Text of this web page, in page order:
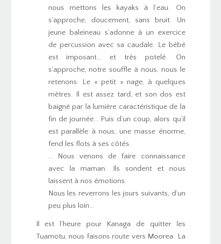
nous mettons les kayaks à l’eau. On
s’approche, doucement, sans bruit. Un
jeune baleineau s’adonne à un exercice
de percussion avec sa caudale. Le bébé
est imposant… et très potelé. On
s’approche, notre souffle à nous, nous le
retenons. Le « petit » nage, à quelques
mètres. Il est assez tard, et son dos est
baigné par la lumière caractéristique de la
fin de journée… Puis d’un coup, alors qu’il
est parallèle à nous, une masse énorme,
fend les flots à ses côtés.
… Nous venons de faire connaissance
avec la maman. Ils sondent et nous
laissent à nos émotions.
Nous les reverrons les jours suivants, d’un
peu plus loin…
Il est l’heure pour Kanaga de quitter les
Tuamotu, nous faisons route vers Moorea. La